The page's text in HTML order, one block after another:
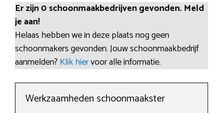
Er zijn 0 schoonmaakbedrijven gevonden. Meld
je aan!
Helaas hebben we in deze plaats nog geen
schoonmakers gevonden. Jouw schoonmaakbedrijf
aanmelden? Klik hiervoor alle informatie.
Werkzaamheden schoonmaakster